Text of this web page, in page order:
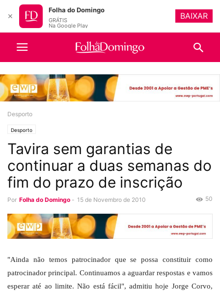
Desporto
Desporto
Tavira sem garantias de
continuar a duas semanas do
fim do prazo de inscrição
Por Folha do Domingo - 15 de Novembro de 2010 50
"Ainda não temos patrocinador que se possa constituir como
patrocinador principal. Continuamos a aguardar respostas e vamos
esperar até ao limite. Não está fácil", admitiu hoje Jorge Corvo,
✕
Folha do Domingo
GRÁTIS
Na Google Play
BAIXAR